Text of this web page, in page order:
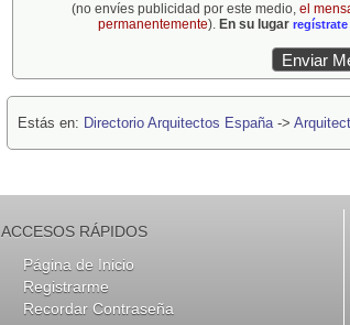
(no envíes publicidad por este medio, el
permanentemente). En su lugar regístrate
Estás en: Directorio Arquitectos España->
ACCESOS RÁPIDOS
Página de Inicio
Registrarme
Recordar Contraseña